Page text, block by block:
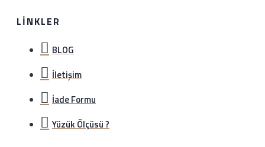
LINKLER
BLOG
İletişim
İade Formu
Yüzük Ölçüsü ?